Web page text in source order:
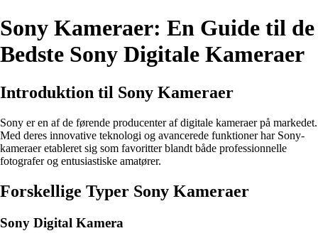
Sony Kameraer: En Guide til de
Bedste Sony Digitale Kameraer
Introduktion til Sony Kameraer
Sony er en af de førende producenter af digitale kameraer på markedet.
Med deres innovative teknologi og avancerede funktioner har Sony-
kameraer etableret sig som favoritter blandt både professionnelle
fotografer og entusiastiske amatører.
Forskellige Typer Sony Kameraer
Sony Digital Kamera